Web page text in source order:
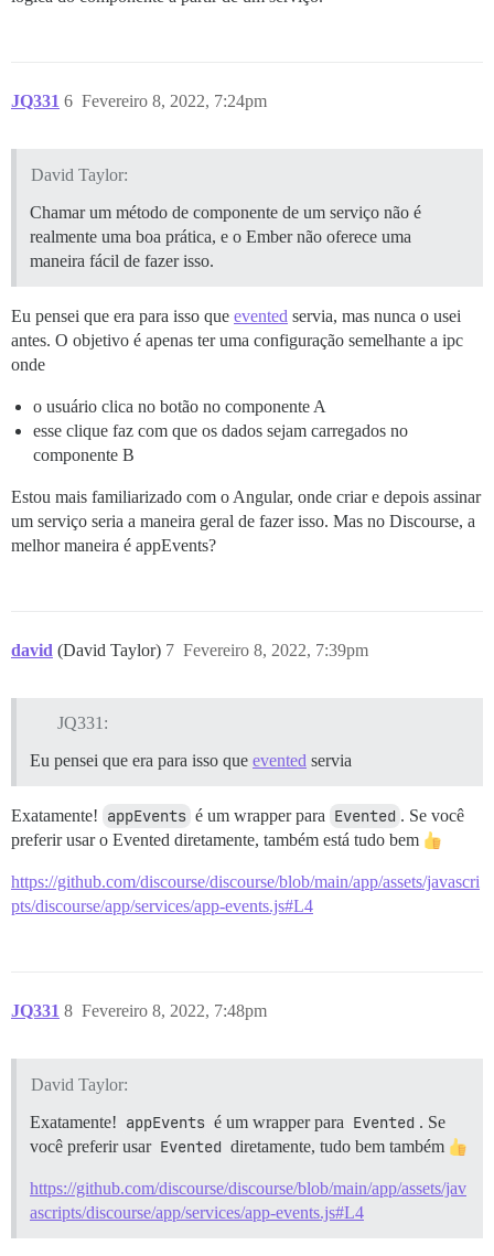
JQ331 Fevereiro 8, 2022, 7:24pm
6
David Taylor:
Chamar um método de componente de um serviço não é
realmente uma boa prática, e o Ember não oferece uma
maneira fácil de fazer isso.
Eu pensei que era para isso que evented servia, mas nunca o usei
antes. O objetivo é apenas ter uma configuração semelhante a ipc
onde
o usuário clica no botão no componente A
esse clique faz com que os dados sejam carregados no
componente B
Estou mais familiarizado com o Angular, onde criar e depois assinar
um serviço seria a maneira geral de fazer isso. Mas no Discourse, a
melhor maneira é appEvents?
david (David Taylor) Fevereiro 8, 2022, 7:39pm
7
JQ331:
Eu pensei que era para isso que evented servia
Exatamente! appEvents é um wrapper para Evented . Se você
preferir usar o Evented diretamente, também está tudo bem
https://github.com/discourse/discourse/blob/main/app/assets/javascri
pts/discourse/app/services/app-events.js#L4
JQ331 Fevereiro 8, 2022, 7:48pm
8
David Taylor:
Exatamente! appEvents é um wrapper para Evented . Se
você preferir usar Evented diretamente, tudo bem também
https://github.com/discourse/discourse/blob/main/app/assets/jav
ascripts/discourse/app/services/app-events.js#L4